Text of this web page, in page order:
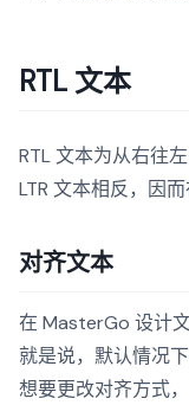
RTL 文本
RTL 文本为从右往
LTR 文本相反，因
对齐文本
在 MasterGo 设计
就是说，默认情况
想要更改对齐方式